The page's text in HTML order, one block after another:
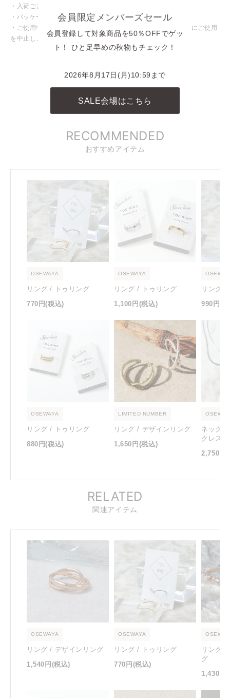
・入荷ごとに色味や仕様が変わる場合がございます。
・パッケージや台紙等が変わる場合がございます。
・ご使用中、皮膚にかゆみや腫れなど異常を感じた場合は直ちにご使用
を中止し、専門医にご相談ください。
商品に関連したINSTAGRAM投稿
REELS
RECOMMENDED
おすすめアイテム
OSEWAYA
リング / トゥリング
770円(税込)
OSEWAYA
リング / トゥリング
1,100円 (税込)
リング /
990円
OSEWAYA
リング / トゥリング
880円(税込)
LIMITED NUMBER
リング / デザインリング
1,650円 (税込)
ネック
クレス
2,750円
RELATED
関連アイテム
OSEWAYA
リング / デザインリング
1,540円 (税込)
OSEWAYA
リング / トゥリング
770円 (税込)
リング /
グ
1,430円
会員限定メンバーズセール
会員登録して対象商品を50％OFFでゲッ
ト！ ひと足早めの秋物もチェック！
2026年8月17日(月)10:59まで
SALE会場はこちら